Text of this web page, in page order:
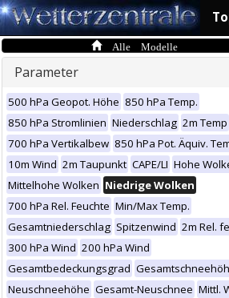
Alle Modelle
Parameter
500 hPa Geopot. Höhe 850 hPa Temp.
850 hPa Stromlinien Niederschlag 2m Temp
700 hPa Vertikalbew 850 hPa Pot. Äquiv.
10m Wind 2m Taupunkt CAPE/LI Hohe
Mittelhohe Wolken Niedrige Wolken
700 hPa Rel. Feuchte Min/Max Temp.
Gesamtniederschlag Spitzenwind 2m Rel.
300 hPa Wind 200 hPa Wind
Gesamtbedeckungsgrad
Neuschneehöhe Gesamt-Neuschnee Mittl.